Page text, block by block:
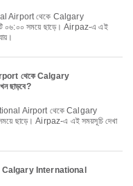
০৬:০০ সময়ে ছাড়ে। Airpaz-এ এই
থেকে Calgary
ছাড়বে?
ছাড়ে। Airpaz-এ এই সময়সূচি দেখা
International